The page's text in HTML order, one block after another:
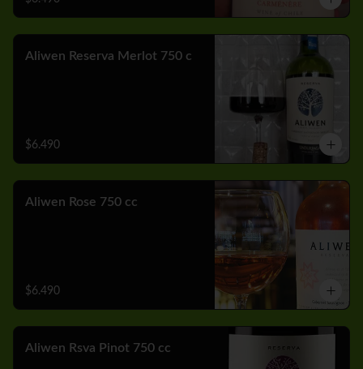
Aliwen Reserva Merlot 750 c
$6.490
Aliwen Rose 750 cc
$6.490
Aliwen Rsva Pinot 750 cc